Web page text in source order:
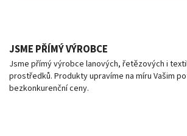
JSME PŘÍMÝ VÝROBCE
Jsme přímý výrobce lanových, řetězových i
prostředků. Produkty upravíme na míru Vašim
bezkonkurenční ceny.